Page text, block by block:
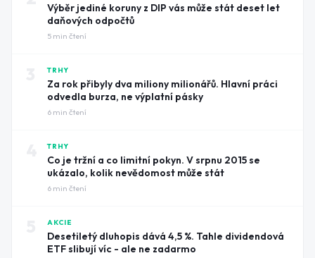
Výběr jediné koruny z DIP vás může stát deset let
daňových odpočtů
5 min čtení
TRHY
Za rok přibyly dva miliony milionářů. Hlavní práci
odvedla burza, ne výplatní pásky
6 min čtení
TRHY
Co je tržní a co limitní pokyn. V srpnu 2015 se
ukázalo, kolik nevědomost může stát
6 min čtení
AKCIE
Desetiletý dluhopis dává 4,5 %. Tahle dividendová
ETF slibují víc - ale ne zadarmo